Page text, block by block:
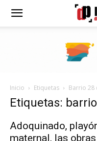
Diario
Portada
Inicio Etiquetas Barrio 28
Etiquetas:
Adoquinado,
maternal, las